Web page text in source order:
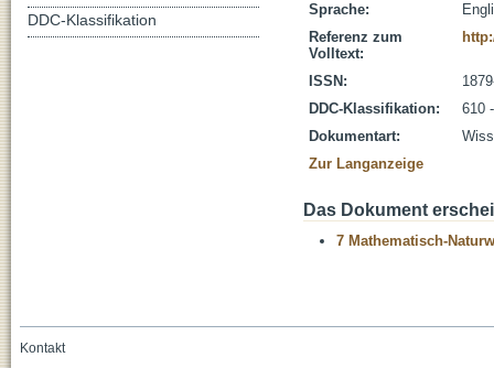
Sprache:
Referenz zum
Volltext:
ISSN:
DDC-Klassifikation:
610
Dokumentart:
Zur Langanzeige
Das Dokument
7 Mathematisch-
DDC-Klassifikation
Kontakt